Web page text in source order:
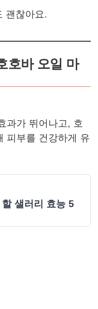
괜찮아요.
호바 오일 마
과가 뛰어나고, 호
피부를 건강하게 유
샐러리 효능 5